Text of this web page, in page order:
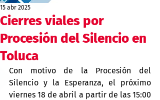
Cierres viales por
Procesión del Silencio en
Toluca
15 abr 2025
Con motivo de la Procesión del
Silencio y la Esperanza, el próximo
viernes 18 de abril a partir de las 15:00